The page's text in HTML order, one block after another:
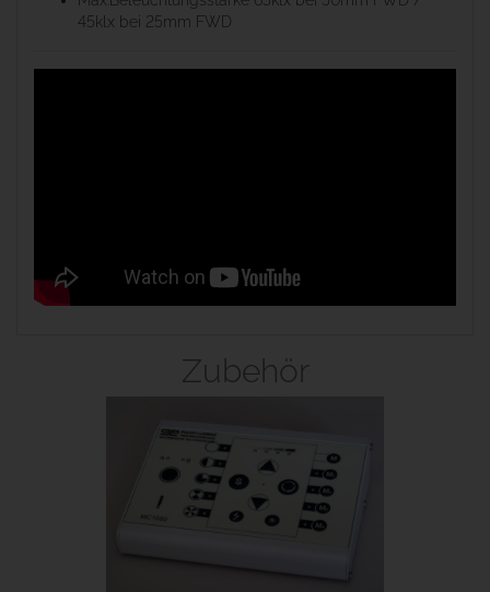
45klx bei 25mm FWD
Zubehör